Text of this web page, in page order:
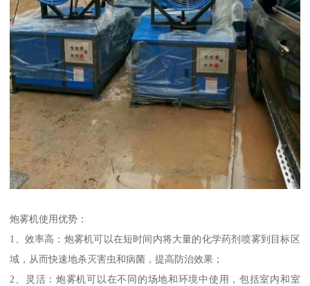
炮雾机使用优势：
1、效率高：炮雾机可以在短时间内将大量的化学药剂喷雾到目标区
域，从而快速地杀灭害虫和病菌，提高防治效果；
2、灵活：炮雾机可以在不同的场地和环境中使用，包括室内和室